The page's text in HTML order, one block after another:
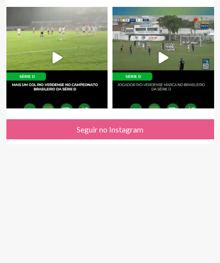
Seguir no Instagram